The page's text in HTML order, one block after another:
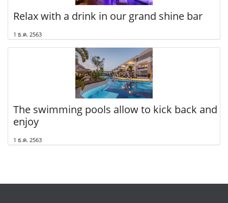
Relax with a drink in our grand shine bar
1 ธ.ค. 2563
The swimming pools allow to kick back and
enjoy
1 ธ.ค. 2563